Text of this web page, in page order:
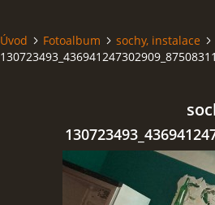
Úvod Fotoalbum
sochy, instalace